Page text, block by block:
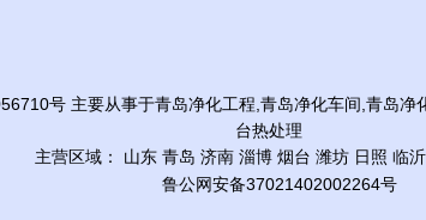
号 主要从事于青岛净化工程 青岛净化车间 青岛净
台热处理
主营区域： 山东 青岛 济南 淄博 烟台 潍坊 日照 临沂
鲁公网安备37021402002264号